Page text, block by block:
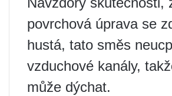
povrchová úprava se
hustá, tato směs
vzduchové kanály,
může dýchat.